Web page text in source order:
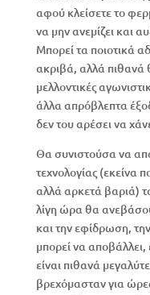
αφού κλείσετε το
να μην ανεμίζει και
Μπορεί τα ποιοτικά
ακριβά, αλλά
μελλοντικές
άλλα απρόβλεπτα
δεν του αρέσει να
Θα συνιστούσα να
τεχνολογίας (εκείνα
αλλά αρκετά βαριά)
λίγη ώρα θα
και την εφίδρωση,
μπορεί να
είναι πιθανά
βρεχόμασταν για